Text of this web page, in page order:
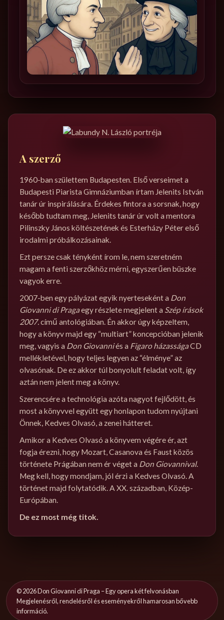
A szerző
1960-ban születtem Budapesten. Első verseimet a
Budapesti Piarista Gimnáziumban írtam Jelenits István
tanár úr inspirálására. Érdekes fintora a sorsnak, hogy
később tudtam meg, Jelenits tanár úr volt a mentora
Pilinszky János költészetének és Esterházy Péter első
irodalmi próbálkozásainak.
Ezt persze csak tényként írom le, nem szeretném
magam a fenti szerzőkhöz mérni, egyszerűen büszke
vagyok erre.
2007-ben egy pályázat egyik nyerteseként a Don
Giovanni di Pragaegy részlete megjelent a Szép írások
2007. című antológiában. Én akkor úgy képzeltem,
hogy a könyv majd egy “multiart” koncepcióban jelenik
meg, vagyis a Don Giovanniés a Figaro házasságaCD
mellékletével, hogy teljes legyen az “élménye” az
olvasónak. De ez akkor túl bonyolult feladat volt, így
aztán nem jelent meg a könyv.
Szerencsére a technológia azóta nagyot fejlődött, és
most a könyvvel együtt egy honlapon tudom nyújtani
Önnek, Kedves Olvasó, a zenei hátteret.
Amikor a Kedves Olvasó a könyvem végére ér, azt
fogja érezni, hogy Mozart, Casanova és Faust közös
története Prágában nem ér véget a Don Giovannival.
Meg kell, hogy mondjam, jól érzi a Kedves Olvasó. A
történet majd folytatódik. A XX. században, Közép-
Európában.
De ez most még titok.
©2026Don Giovanni di Praga – Egy opera két felvonásban
Megjelenésről, rendelésről és eseményekről hamarosan bővebb
információ.